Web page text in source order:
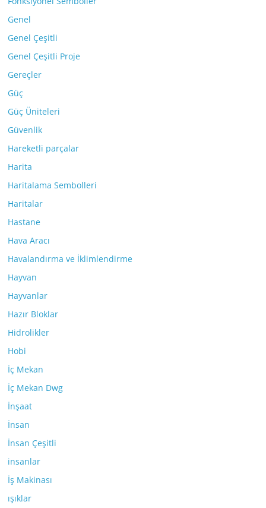
Genel
Genel Çeşitli
Genel Çeşitli Proje
Gereçler
Güç
Güç Üniteleri
Güvenlik
Hareketli parçalar
Harita
Haritalama Sembolleri
Haritalar
Hastane
Hava Aracı
Havalandırma ve İklimlendirme
Hayvan
Hayvanlar
Hazır Bloklar
Hidrolikler
Hobi
İç Mekan
İç Mekan Dwg
İnşaat
İnsan
İnsan Çeşitli
insanlar
İş Makinası
ışıklar